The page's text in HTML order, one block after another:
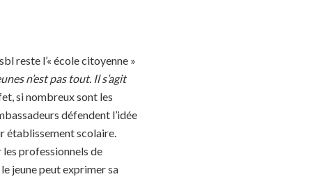
reste l’« école citoyenne »
n’est pas tout. Il s’agit
si nombreux sont les
défendent l’idée
établissement scolaire.
les professionnels de
jeune peut exprimer sa